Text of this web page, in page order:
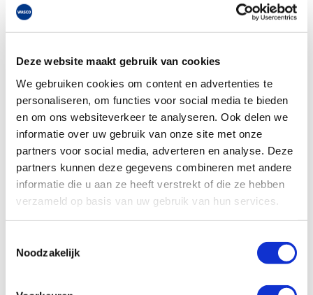
Deze website maakt gebruik van cookies
We gebruiken cookies om content en advertenties te
personaliseren, om functies voor social media te bieden
en om ons websiteverkeer te analyseren. Ook delen we
informatie over uw gebruik van onze site met onze
partners voor social media, adverteren en analyse. Deze
partners kunnen deze gegevens combineren met andere
informatie die u aan ze heeft verstrekt of die ze hebben
verzameld op basis van uw gebruik van hun services.
Noodzakelijk